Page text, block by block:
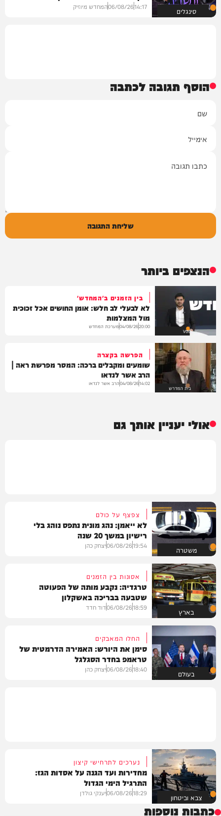
סינגלים 14:17
06/08/26המחדש מיוזיק
הוסף תגובה לכתבה
שליחת התגובה
הנצפים ביותר
VOD
בין הזמנים ב'המחדש'
לא לבעלי לב חלש: אומן החושים אכל זכוכית
מול המצלמות
20:00
04/08/26מערכת המחדש
בית המדרש
הפרשה בקצרה
שומעים ומקבלים ברכה: המסר מפרשת ראה |
הרב אשר לנדאו
14:02
04/08/26הרב אשר לנדאו
אולי יעניין אותך גם
משטרה
צפצף על כולם
לא ייאמן: נהג מונית נתפס נוהג בלי
רישיון במשך 20 שנה
19:54
06/08/26יצחק כהן
בארץ
אסונות בין הזמנים
טרגדיה: נקבע מותה של הפעוטה
שטבעה בבריכה באשקלון
18:59
06/08/26דוד חדד
בעולם
החלו המאבקים
סימן את היורש: האמירה הדרמטית של
טראמפ בחדר הסגלגל
18:40
06/08/26יצחק כהן
צבא וביטחון
נערכים לתרחישי קיצון
מחדירות ועד הגנה על אסדות הגז:
התרגיל הימי הגדול
18:29
06/08/26יענקי גולדן
כתבות נוספות